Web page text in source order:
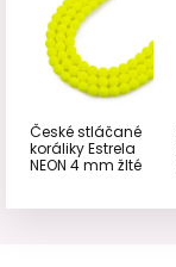
České stláčané
koráliky Estrela
NEON 4 mm žlté